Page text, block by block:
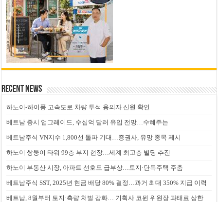
Recent News
하노이-하이퐁 고속도로 차량 투석 용의자 신원 확인
베트남 증시 업그레이드, 수십억 달러 유입 전망…수혜주는
베트남주식 VN지수 1,800선 돌파 기대…증권사, 유망 종목 제시
하노이 쌍둥이 타워 99층 부지 현장…세계 최고층 빌딩 추진
하노이 부동산 시장, 아파트 선호도 급부상…토지·단독주택 주춤
베트남주식 SST, 2025년 현금 배당 80% 결정…과거 최대 350% 지급 이력
베트남, 8월부터 토지·측량 처벌 강화… 기획사 코뮌 위원장 과태료 상한